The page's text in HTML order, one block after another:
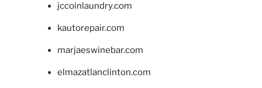
jccoinlaundry.com
kautorepair.com
marjaeswinebar.com
elmazatlanclinton.com